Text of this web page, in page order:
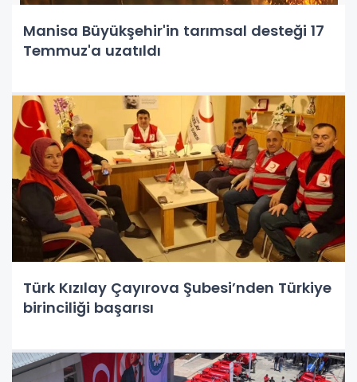
Manisa Büyükşehir'in tarımsal desteği 17
Temmuz'a uzatıldı
Türk Kızılay Çayırova Şubesi’nden Türkiye
birinciliği başarısı